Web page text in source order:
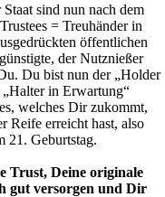
sind nun nach dem
= Treuhänder in
öffentlichen
der Nutznießer
Du bist nun der „Holder
in Erwartung“
welches Dir zukommt,
Reife erreicht hast, also
21. Geburtstag.
Trust, Deine originale
gut versorgen und Dir